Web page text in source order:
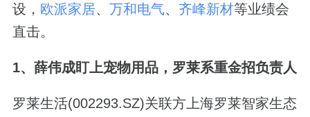
设， 欧派家居、 万和电气、 齐峰新材等业绩会
直击。
1、薛伟成盯上宠物用品，罗莱系重金招负责人
罗莱生活(002293.SZ)关联方上海罗莱智家生态